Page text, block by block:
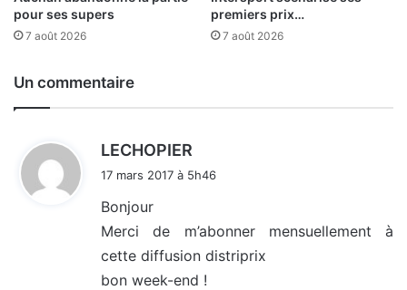
pour ses supers
7 août 2026
premiers prix…
7 août 2026
Un commentaire
LECHOPIER
:
17 mars 2017 à 5h46
Bonjour
Merci de m’abonner mensuellement à
cette diffusion distriprix
bon week-end !